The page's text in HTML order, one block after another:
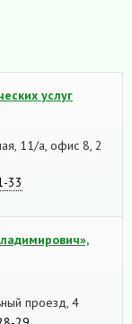
услуг
11/а, офис 8, 2
33
проезд, 4